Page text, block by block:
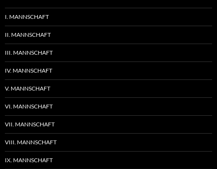
I. MANNSCHAFT
II. MANNSCHAFT
III. MANNSCHAFT
IV. MANNSCHAFT
V. MANNSCHAFT
VI. MANNSCHAFT
VII. MANNSCHAFT
VIII. MANNSCHAFT
IX. MANNSCHAFT